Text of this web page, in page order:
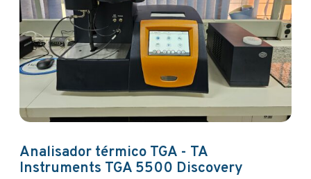
Analisador térmico TGA - TA
Instruments TGA 5500 Discovery